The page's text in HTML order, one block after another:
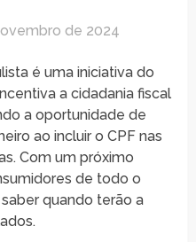
de 2024
é uma iniciativa do
a cidadania fiscal
a oportunidade de
ao incluir o CPF nas
Com um próximo
de todo o
quando terão a